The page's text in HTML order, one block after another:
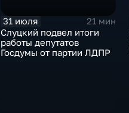
31 июля
21 мин
Слуцкий подвел итоги
работы депутатов
Госдумы от партии ЛДПР